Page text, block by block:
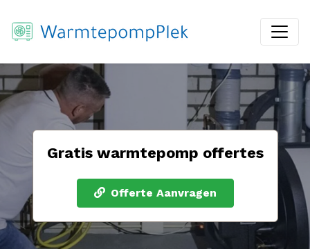
Gratis warmtepomp offertes
Offerte Aanvragen